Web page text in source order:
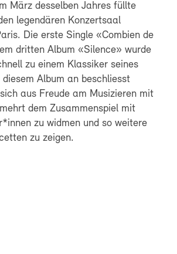
März desselben Jahres füllte
legendären Konzertsaal
Die erste Single «Combien de
dritten Album «Silence» wurde
zu einem Klassiker seines
diesem Album an beschliesst
aus Freude am Musizieren mit
dem Zusammenspiel mit
zu widmen und so weitere
zu zeigen.